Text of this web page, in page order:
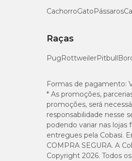
CachorroGatoPássaros
Raças
PugRottweilerPitbull
Formas de pagamento:
* As promoções,
promoções, será
responsabilidade nesse
podendo variar nas lojas
entregues pela Cobasi.
COMPRA SEGURA. A
Copyright 2026. Todos